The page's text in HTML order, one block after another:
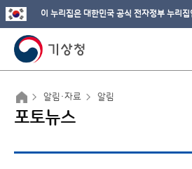
이 누리집은 대한민국 공식 전자정부 누리집
알림·자료 알림
포토뉴스